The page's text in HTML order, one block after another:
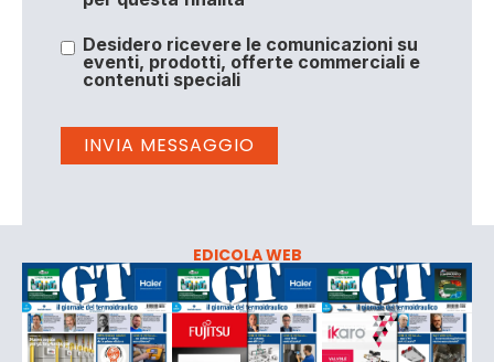
Desidero ricevere le comunicazioni su
eventi, prodotti, offerte commerciali e
contenuti speciali
EDICOLA WEB